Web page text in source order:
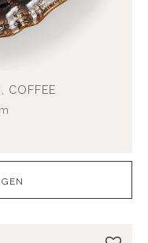
COFFEE